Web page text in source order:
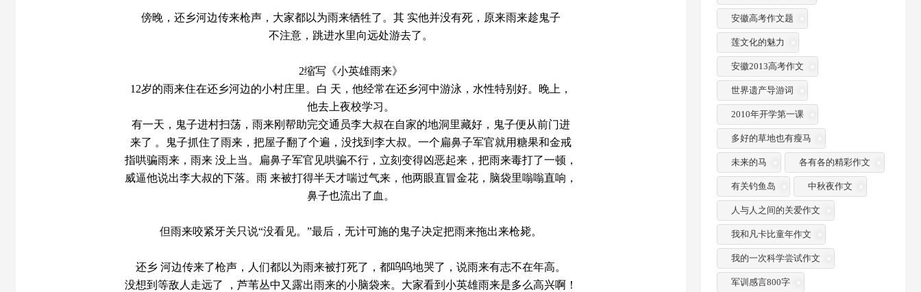
傍晚，还乡河边传来枪声，大家都以为雨来牺牲了。其 实他并没有死，原来雨来趁鬼子
不注意，跳进水里向远处游去了。
2缩写《小英雄雨来》
12岁的雨来住在还乡河边的小村庄里。白 天，他经常在还乡河中游泳，水性特别好。晚上，
他去上夜校学习。
有一天，鬼子进村扫荡，雨来刚帮助完交通员李大叔在自家的地洞里藏好，鬼子便从前门进
来了 。鬼子抓住了雨来，把屋子翻了个遍，没找到李大叔。一个扁鼻子军官就用糖果和金戒
指哄骗雨来，雨来 没上当。扁鼻子军官见哄骗不行，立刻变得凶恶起来，把雨来毒打了一顿，
威逼他说出李大叔的下落。雨 来被打得半天才喘过气来，他两眼直冒金花，脑袋里嗡嗡直响，
鼻子也流出了血。
但雨来咬紧牙关只说“没看见。”最后，无计可施的鬼子决定把雨来拖出来枪毙。
还乡 河边传来了枪声，人们都以为雨来被打死了，都呜呜地哭了，说雨来有志不在年高。
没想到等敌人走远了 ，芦苇丛中又露出雨来的小脑袋来。大家看到小英雄雨来是多么高兴啊！
安徽高考作文题
莲文化的魅力
安徽2013高考作文
世界遗产导游词
2010年开学第一课
多好的草地也有瘦马
未来的马 各有各的精彩作文
有关钓鱼岛 中秋夜作文
人与人之间的关爱作文
我和凡卡比童年作文
我的一次科学尝试作文
军训感言800字